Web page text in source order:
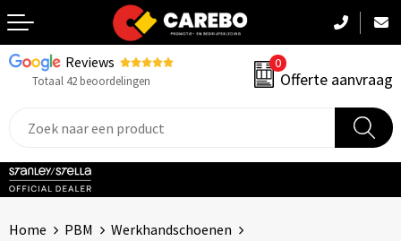
Reviews
Totaal 42 beoordelingen
0
Offerte aanvraag
Terug
Sportkleding
Home PBM
Werkhandschoenen